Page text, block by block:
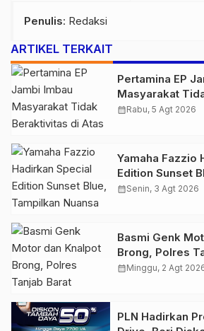
Penulis: Redaksi
ARTIKEL TERKAIT
Pertamina EP
Masyarakat
Atas Jalur Pipa
calendar_monthRabu, 5 Agt 2026
Yamaha Fazzio
Edition Sunset
Nuansa Retro
calendar_monthSenin, 3 Agt 2026
Basmi Genk
Brong, Polres
Amankan
calendar_monthMinggu, 2 Agt
PLN Hadirkan